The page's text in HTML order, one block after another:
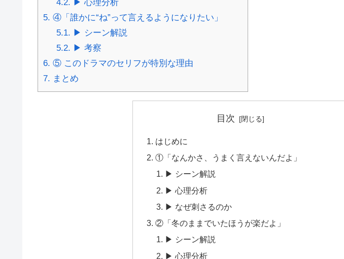
4.2. ▶ 心理分析
5. ④「誰かに“ね”って言えるようになりたい」
5.1. ▶ シーン解説
5.2. ▶ 考察
6. ⑤ このドラマのセリフが特別な理由
7. まとめ
目次
はじめに
①「なんかさ、うまく言えないんだよ」
▶ シーン解説
▶ 心理分析
▶ なぜ刺さるのか
②「冬のままでいたほうが楽だよ」
▶ シーン解説
▶ 心理分析